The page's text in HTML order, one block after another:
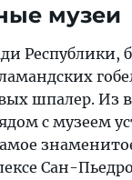
музеи
Республики,
шпалер. Из
с музеем
Сан-